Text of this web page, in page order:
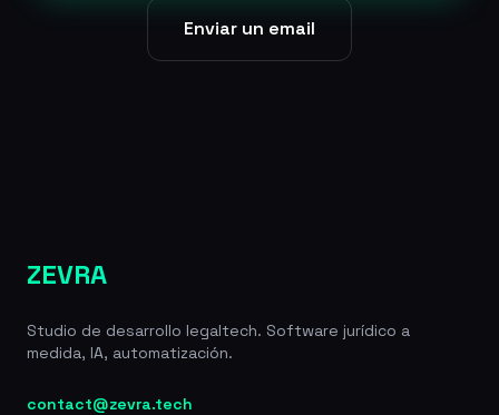
Enviar un email
ZEVRA
Studio de desarrollo legaltech. Software jurídico a
medida, IA, automatización.
contact@zevra.tech